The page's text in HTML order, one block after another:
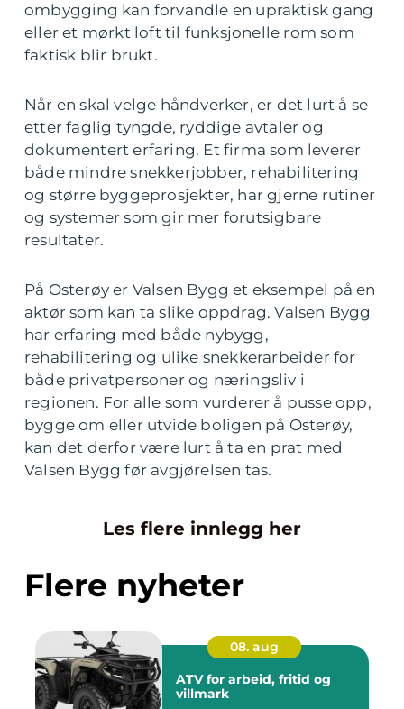
ombygging kan forvandle en upraktisk gang
eller et mørkt loft til funksjonelle rom som
faktisk blir brukt.
Når en skal velge håndverker, er det lurt å se
etter faglig tyngde, ryddige avtaler og
dokumentert erfaring. Et firma som leverer
både mindre snekkerjobber, rehabilitering
og større byggeprosjekter, har gjerne rutiner
og systemer som gir mer forutsigbare
resultater.
På Osterøy er Valsen Bygg et eksempel på en
aktør som kan ta slike oppdrag. Valsen Bygg
har erfaring med både nybygg,
rehabilitering og ulike snekkerarbeider for
både privatpersoner og næringsliv i
regionen. For alle som vurderer å pusse opp,
bygge om eller utvide boligen på Osterøy,
kan det derfor være lurt å ta en prat med
Valsen Bygg før avgjørelsen tas.
Les flere innlegg her
Flere nyheter
08. aug
ATV for arbeid, fritid og
villmark